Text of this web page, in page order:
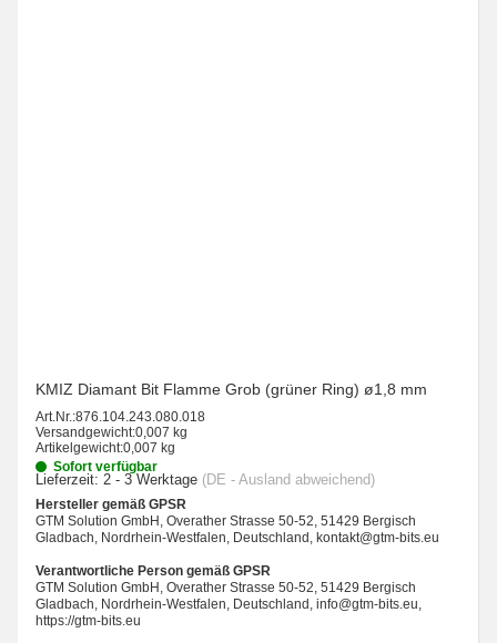
KMIZ Diamant Bit Flamme Grob (grüner Ring) ø1,8 mm
Art.Nr.:876.104.243.080.018
Versandgewicht:0,007 kg
Artikelgewicht:0,007 kg
Sofort verfügbar
Lieferzeit: 2 - 3 Werktage (DE - Ausland abweichend)
Hersteller gemäß GPSR
GTM Solution GmbH, Overather Strasse 50-52, 51429 Bergisch
Gladbach, Nordrhein-Westfalen, Deutschland, kontakt@gtm-bits.eu
Verantwortliche Person gemäß GPSR
GTM Solution GmbH, Overather Strasse 50-52, 51429 Bergisch
Gladbach, Nordrhein-Westfalen, Deutschland, info@gtm-bits.eu,
https://gtm-bits.eu